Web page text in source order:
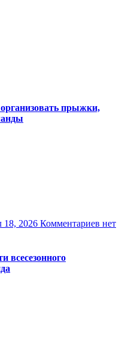
прыжки,
2026 Комментариев нет
всесезонного